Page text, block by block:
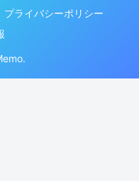
プライバシーポリシー